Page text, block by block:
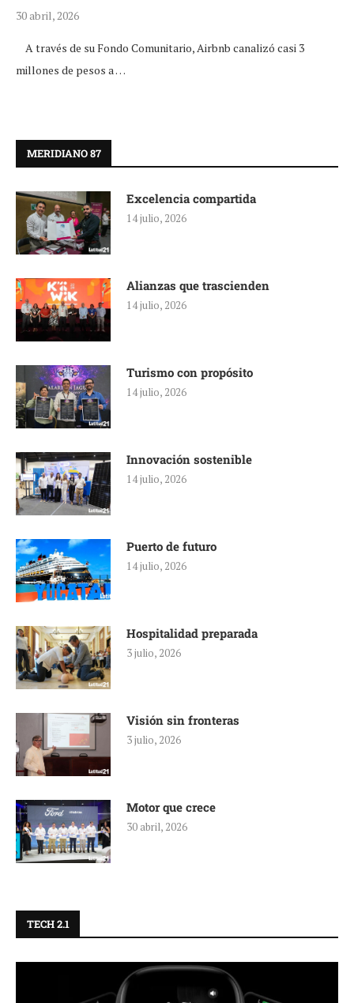
30 abril, 2026
A través de su Fondo Comunitario, Airbnb canalizó casi 3
millones de pesos a …
MERIDIANO 87
Excelencia compartida
14 julio, 2026
Alianzas que trascienden
14 julio, 2026
Turismo con propósito
14 julio, 2026
Innovación sostenible
14 julio, 2026
Puerto de futuro
14 julio, 2026
Hospitalidad preparada
3 julio, 2026
Visión sin fronteras
3 julio, 2026
Motor que crece
30 abril, 2026
TECH 2.1